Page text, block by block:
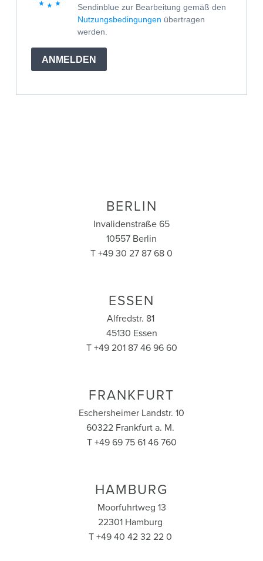
Sendinblue zur Bearbeitung gemäß den
Nutzungsbedingungen übertragen
werden.
ANMELDEN
BERLIN
Invalidenstraße 65
10557 Berlin
T +49 30 27 87 68 0
ESSEN
Alfredstr. 81
45130 Essen
T +49 201 87 46 96 60
FRANKFURT
Eschersheimer Landstr. 10
60322 Frankfurt a. M.
T +49 69 75 61 46 760
HAMBURG
Moorfuhrtweg 13
22301 Hamburg
T +49 40 42 32 22 0